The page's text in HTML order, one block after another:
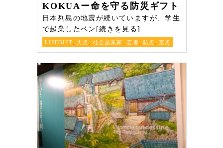
KOKUAー命を守る防災ギフト
日本列島の地震が続いていますが、学生
で起業したベン[続きを見る]
LIFFGIFT 天災 社会起業家 ,若者 防災 震災